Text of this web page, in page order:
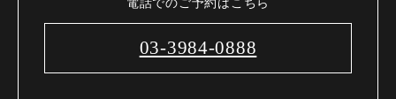
電話でのご予約はこちら
03-3984-0888